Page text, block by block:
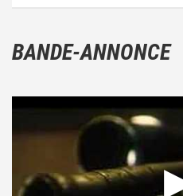
BANDE-ANNONCE